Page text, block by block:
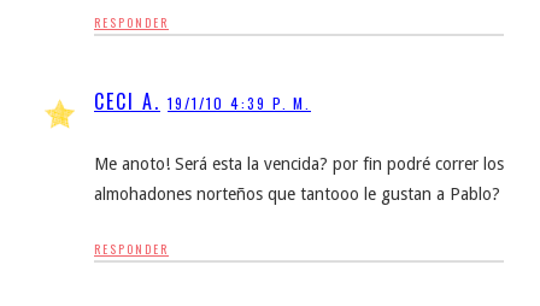
RESPONDER
CECI A. 19/1/10 4:39 P. M.
Me anoto! Será esta la vencida? por fin podré correr los
almohadones norteños que tantooo le gustan a Pablo?
RESPONDER